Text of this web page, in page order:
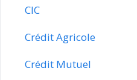
CIC
Crédit Agricole
Crédit Mutuel